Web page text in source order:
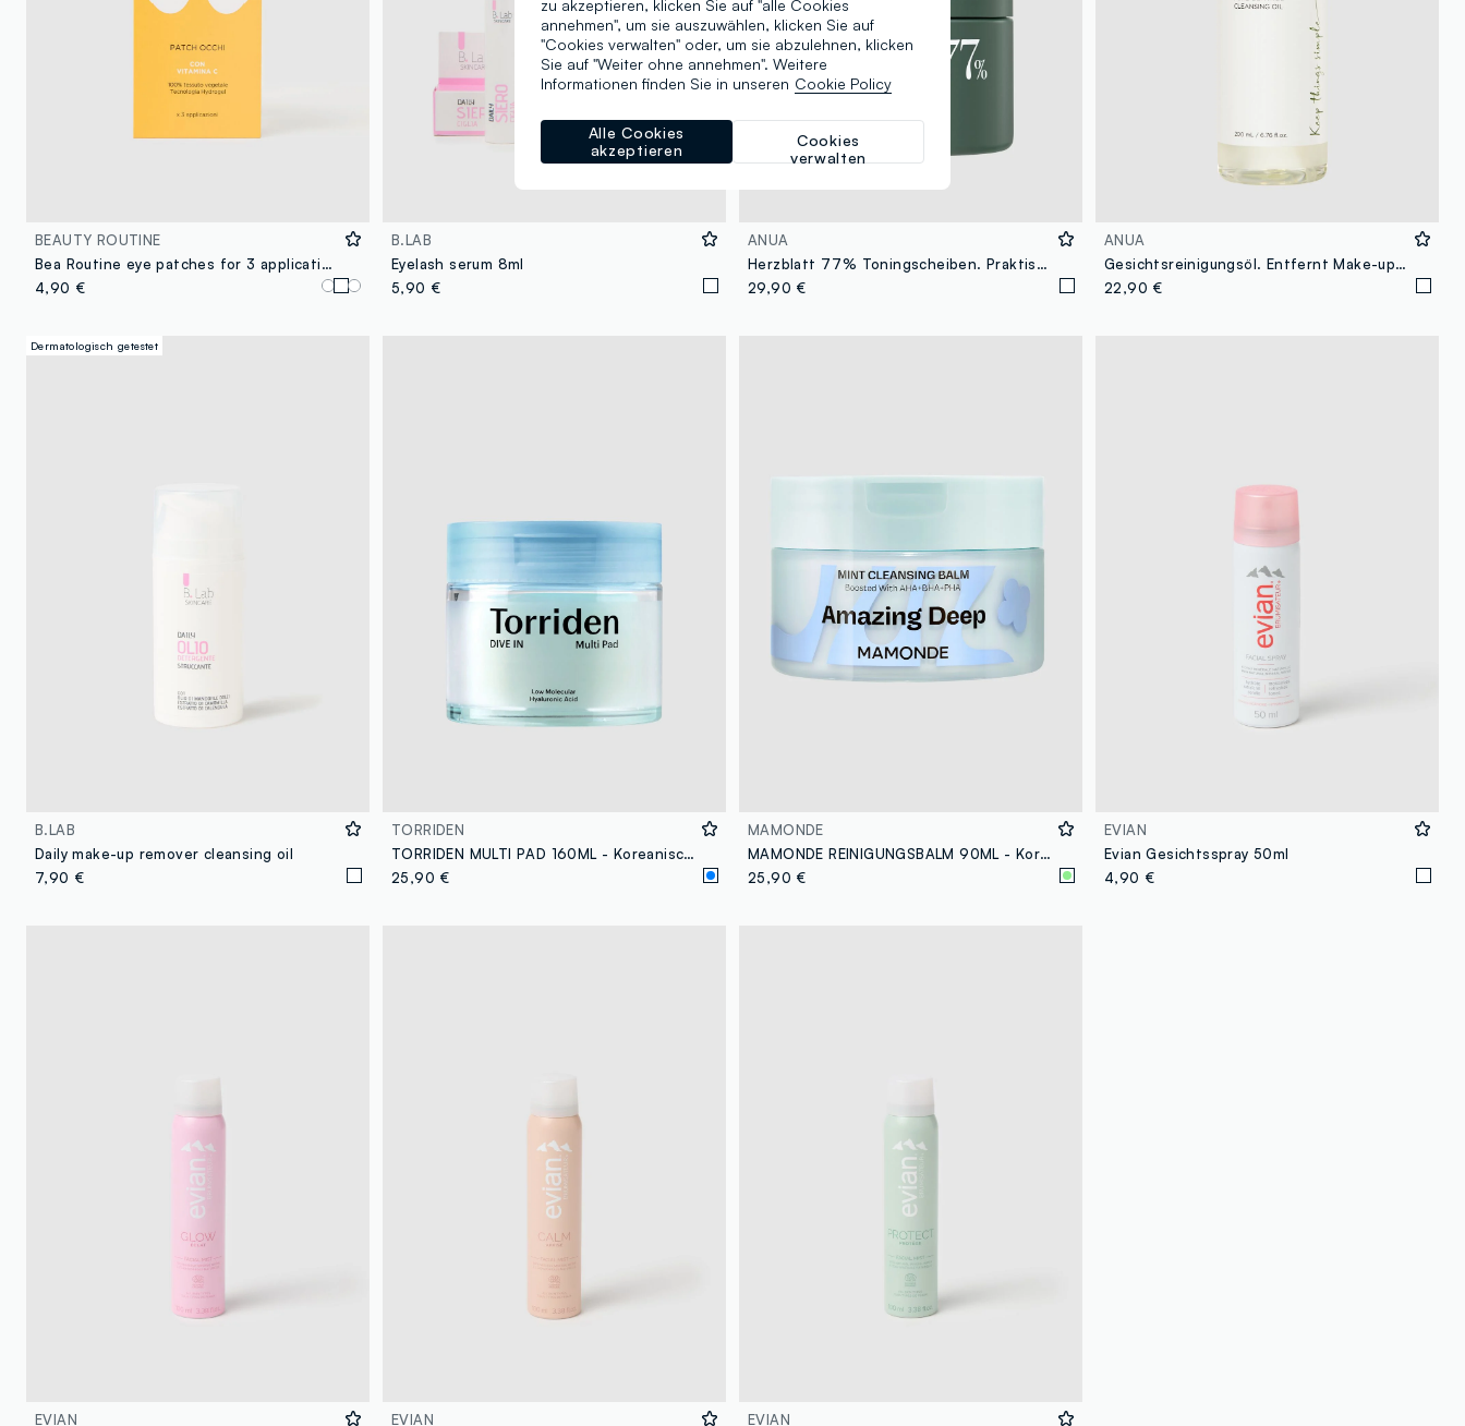
BEAUTY ROUTINE
Bea Routine eye patches for 3 applications
4,90 €
B.LAB
Eyelash serum 8ml
5,90 €
ANUA
Herzblatt 77% Toningscheiben. Praktisch und sanft zur Haut - Koreanische Hautpflege
29,90 €
ANUA
Gesichtsreinigungsöl. Entfernt Make-up und Verunreinigungen und hinterlässt weiche Haut - Koreanische Hautpflege
22,90 €
Dermatologisch getestet
B.LAB
Daily make-up remover cleansing oil
7,90 €
TORRIDEN
TORRIDEN MULTI PAD 160ML - Koreanische Hautpflege
25,90 €
MAMONDE
MAMONDE REINIGUNGSBALM 90ML - Koreanische Hautpflege
25,90 €
EVIAN
Evian Gesichtsspray 50ml
4,90 €
EVIAN EVIAN EVIAN
zu akzeptieren, klicken Sie auf "alle Cookies
annehmen", um sie auszuwählen, klicken Sie auf
"Cookies verwalten" oder, um sie abzulehnen, klicken
Sie auf "Weiter ohne annehmen". Weitere
Informationen finden Sie in unseren Cookie Policy
Cookies
verwalten
Alle Cookies
akzeptieren